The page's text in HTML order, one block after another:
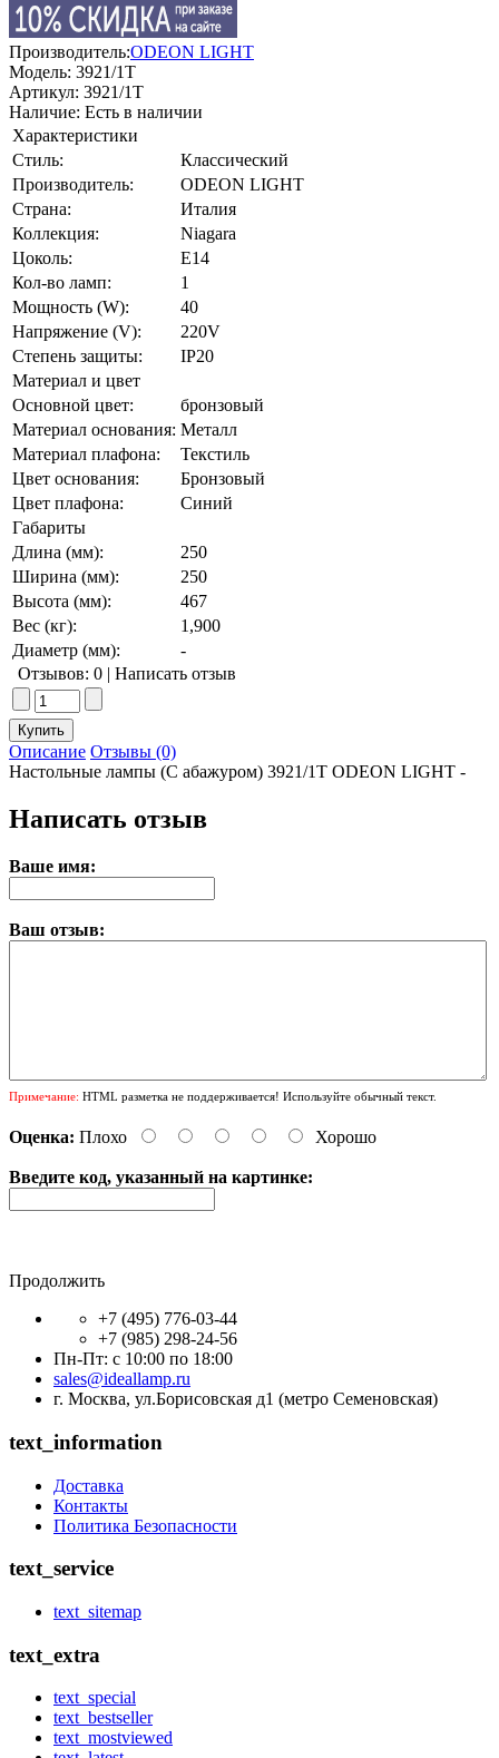
Производитель:ODEON LIGHT
Модель: 3921/1T
Артикул: 3921/1T
Наличие: Есть в наличии
Характеристики
Стиль:
Классический
Производитель:
ODEON LIGHT
Страна:
Италия
Коллекция:
Niagara
Цоколь:
E14
Кол-во ламп:
1
Мощность (W):
40
Напряжение (V):
220V
Степень защиты:
IP20
Материал и цвет
Основной цвет:
бронзовый
Материал основания: Металл
Материал плафона:
Текстиль
Цвет основания:
Бронзовый
Цвет плафона:
Синий
Габариты
Длина (мм):
250
Ширина (мм):
250
Высота (мм):
467
Вес (кг):
1,900
Диаметр (мм):
-
Отзывов: 0 | Написать отзыв
Описание Отзывы (0)
Настольные лампы (С абажуром) 3921/1T ODEON LIGHT -
Написать отзыв
Ваше имя:
Ваш отзыв:
Примечание: HTML разметка не поддерживается! Используйте обычный текст.
Оценка: Плохо Хорошо
Введите код, указанный на картинке:
Продолжить
+7 (495) 776-03-44
+7 (985) 298-24-56
Пн-Пт: с 10:00 по 18:00
sales@ideallamp.ru
г. Москва, ул.Борисовская д1 (метро Семеновская)
text_information
Доставка
Контакты
Политика Безопасности
text_service
text_sitemap
text_extra
text_special
text_bestseller
text_mostviewed